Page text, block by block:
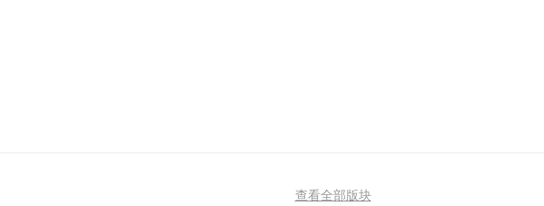
查看全部版块